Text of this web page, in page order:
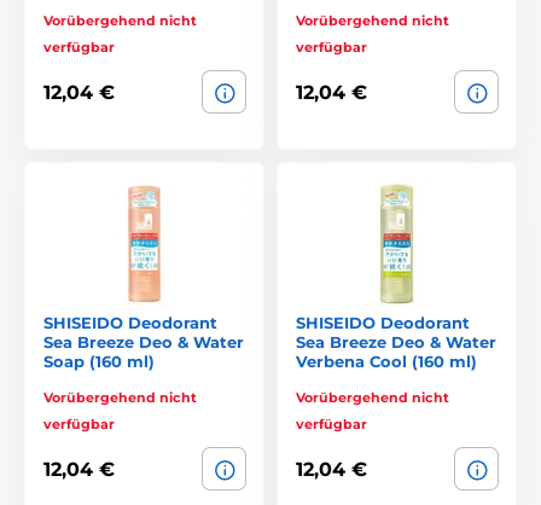
Vorübergehend nicht
verfügbar
12,04 €
Vorübergehend nicht
verfügbar
12,04 €
SHISEIDO Deodorant
Sea Breeze Deo & Water
Soap (160 ml)
Vorübergehend nicht
verfügbar
12,04 €
SHISEIDO Deodorant
Sea Breeze Deo & Water
Verbena Cool (160 ml)
Vorübergehend nicht
verfügbar
12,04 €